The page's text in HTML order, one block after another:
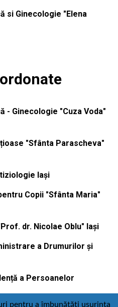
si Ginecologie "Elena
- Ginecologie "Cuza Voda"
"Sfânta Parascheva"
Iași
Copii "Sfânta Maria"
dr. Nicolae Oblu" Iași
a Drumurilor și
a Persoanelor
pentru a îmbunătăți ușurința